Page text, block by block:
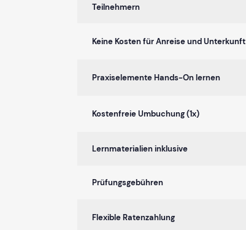
Teilnehmern
Keine Kosten für Anreise und Unterkunft
Praxiselemente Hands-On lernen
Kostenfreie Umbuchung (1x)
Lernmaterialien inklusive
Prüfungsgebühren
Flexible Ratenzahlung